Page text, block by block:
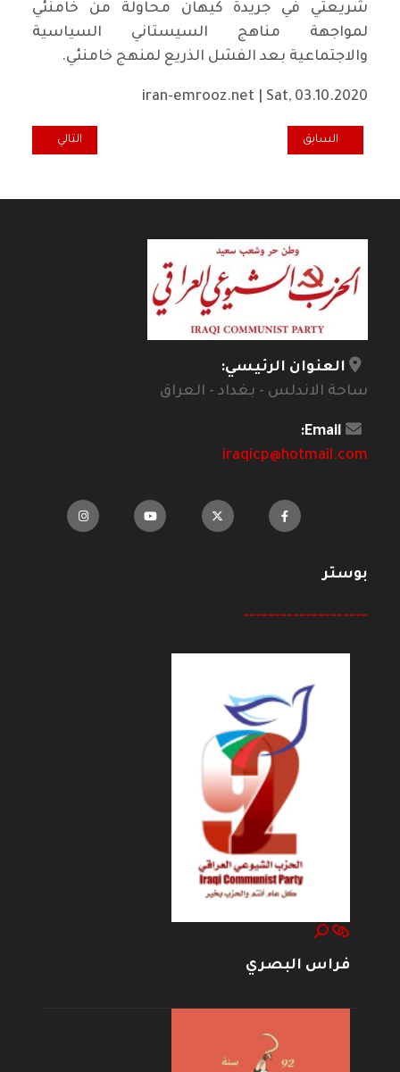
شريعتي في جريدة كيهان محاولة من خامنئي
لمواجهة مناهج السيستاني السياسية
والاجتماعية بعد الفشل الذريع لمنهج خامنئي.
iran-emrooz.net | Sat, 03.10.2020
المقال السابق: قيام الدولة المدنية.. السبيل الوحيد لتفكيك منظومة
السابق المقال التالي:
التالي
العنوان الرئيسي:
ساحة الاندلس - بغداد - العراق
Email:
iraqicp@hotmail.com
بوستر
--------------------
فراس البصري